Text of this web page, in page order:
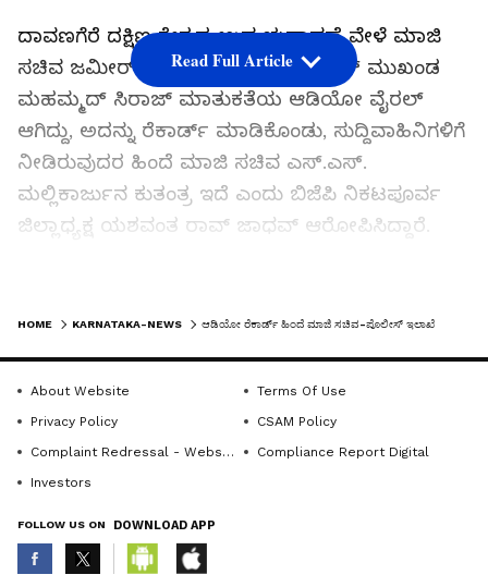
ದಾವಣಗೆರೆ ದಕ್ಷಿಣ ಕ್ಷೇತ್ರದ ಉಪ ಚುನಾವಣೆ ವೇಳೆ ಮಾಜಿ
ಸಚಿವ ಜಮೀರ್ ಅಹಮ್ಮದ್‌ ಹಾಗೂ ಕಾಂಗ್ರೆಸ್ ಮುಖಂಡ
ಮಹಮ್ಮದ್ ಸಿರಾಜ್‌ ಮಾತುಕತೆಯ ಆಡಿಯೋ ವೈರಲ್
ಆಗಿದ್ದು, ಅದನ್ನು ರೆಕಾರ್ಡ್ ಮಾಡಿಕೊಂಡು, ಸುದ್ದಿವಾಹಿನಿಗಳಿಗೆ
ನೀಡಿರುವುದರ ಹಿಂದೆ ಮಾಜಿ ಸಚಿವ ಎಸ್.ಎಸ್.
ಮಲ್ಲಿಕಾರ್ಜುನ ಕುತಂತ್ರ ಇದೆ ಎಂದು ಬಿಜೆಪಿ ನಿಕಟಪೂರ್ವ
ಜಿಲ್ಲಾಧ್ಯಕ್ಷ ಯಶವಂತ ರಾವ್ ಜಾಧವ್ ಆರೋಪಿಸಿದ್ದಾರೆ.
ಅವರು, ಆರ್ಟಿಕಲ್‌ ಸೆಕ್ಷನ್ 21ರ ಪ್ರಕಾರ ಇಬ್ಬರು ವ್ಯಕ್ತಿಗಳ
ಯಾವುದೇ ಕರೆಗಳನ್ನು ರೆಕಾರ್ಡ್ ಮಾಡುವ ವ್ಯವಸ್ಥೆ ಇರುವುದು
Read Full Article
HOME KARNATAKA-NEWS ಆಡಿಯೋ ರೆಕಾರ್ಡ್ ಹಿಂದೆ ಮಾಜಿ ಸಚಿವ-ಪೊಲೀಸ್ ಇಲಾಖೆ
About Website
Terms Of Use
Privacy Policy
CSAM Policy
Complaint Redressal - Website
Compliance Report Digital
Investors
FOLLOW US ON DOWNLOAD APP